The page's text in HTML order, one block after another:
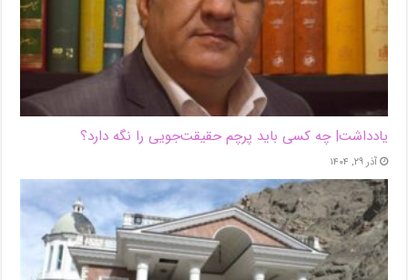
یادداشت| ‌چه کسی باید پرچم حقیقت‌جویی را نگه دارد؟
آذر ۲۹, ۱۴۰۴